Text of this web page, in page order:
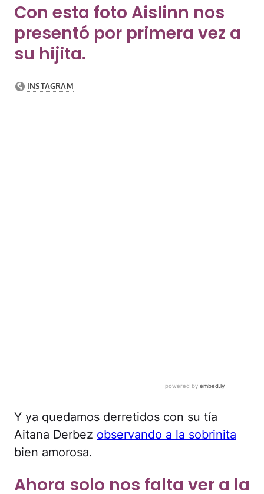
Con esta foto Aislinn nos
presentó por primera vez a
su hijita.
Y ya quedamos derretidos con su tía
Aitana Derbez observando a la sobrinita
bien amorosa.
Ahora solo nos falta ver a la